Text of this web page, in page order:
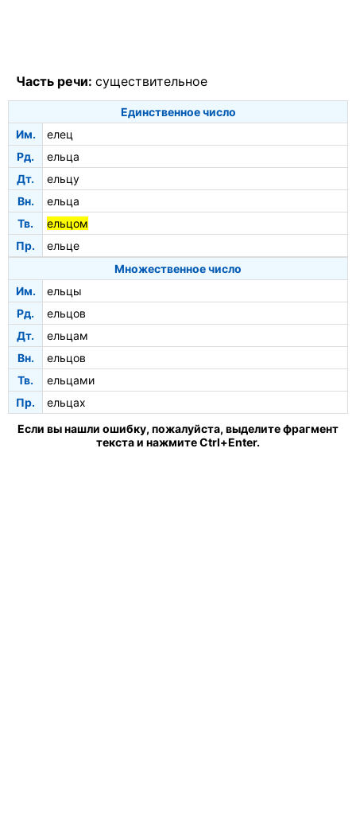
Часть речи: существительное
Единственное число
Им.
елец
Рд.
ельца
Дт.
ельцу
Вн.
ельца
Тв.
ельцом
Пр.
ельце
Множественное число
Им.
ельцы
Рд.
ельцов
Дт.
ельцам
Вн.
ельцов
Тв.
ельцами
Пр.
ельцах
Если вы нашли ошибку, пожалуйста, выделите фрагмент
текста и нажмите Ctrl+Enter.